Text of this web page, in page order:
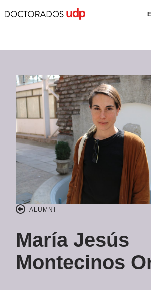
ALUMNI
María Jesús
Montecinos